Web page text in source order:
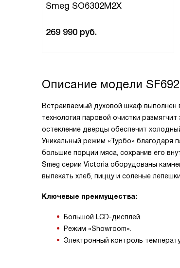
Smeg SO6302M2X
269 990 руб.
Описание модели
Встраиваемый духовой шкаф выполнен
технология паровой очистки
остекление дверцы обеспечит
Уникальный режим «Турбо» благодаря
большие порции мяса, сохранив его
Smeg серии Victoria оборудованы
выпекать хлеб, пиццу и соленые
Ключевые преимущества:
Большой LCD-дисплей.
Режим «Showroom».
Электронный контроль